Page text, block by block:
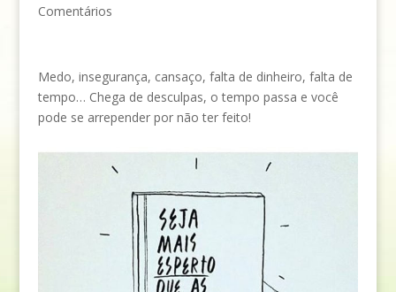
Comentários
Medo, insegurança, cansaço, falta de dinheiro, falta de
tempo… Chega de desculpas, o tempo passa e você
pode se arrepender por não ter feito!